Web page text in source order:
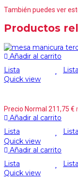
También puedes ver
Productos
Añadir al carrito
Lista
Lista
Quick view
Precio Normal 211,75 €
Añadir al carrito
Lista
Lista
Quick view
Añadir al carrito
Lista
Lista
Quick view